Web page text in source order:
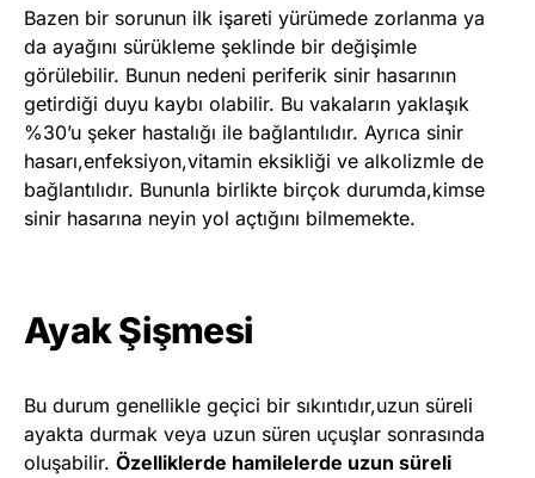
Bazen bir sorunun ilk işareti yürümede zorlanma ya
da ayağını sürükleme şeklinde bir değişimle
görülebilir. Bunun nedeni periferik sinir hasarının
getirdiği duyu kaybı olabilir. Bu vakaların yaklaşık
%30’u şeker hastalığı ile bağlantılıdır. Ayrıca sinir
hasarı,enfeksiyon,vitamin eksikliği ve alkolizmle de
bağlantılıdır. Bununla birlikte birçok durumda,kimse
sinir hasarına neyin yol açtığını bilmemekte.
Ayak Şişmesi
Bu durum genellikle geçici bir sıkıntıdır,uzun süreli
ayakta durmak veya uzun süren uçuşlar sonrasında
oluşabilir. Özelliklerde hamilelerde uzun süreli